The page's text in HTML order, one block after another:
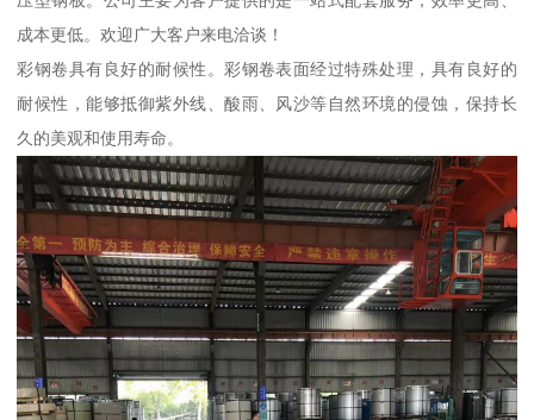
成本更低。欢迎广大客户来电洽谈！
彩钢卷具有良好的耐候性。彩钢卷表面经过特殊处理，具有良好的
耐候性，能够抵御紫外线、酸雨、风沙等自然环境的侵蚀，保持长
久的美观和使用寿命。